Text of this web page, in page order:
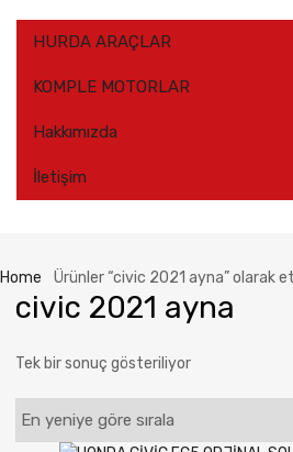
HURDA ARAÇLAR
KOMPLE MOTORLAR
Hakkımızda
İletişim
Home Ürünler “civic 2021 ayna” olarak
civic 2021 ayna
Tek bir sonuç gösteriliyor